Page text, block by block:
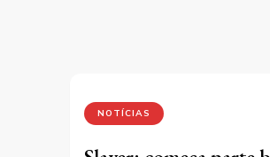
NOTÍCIAS